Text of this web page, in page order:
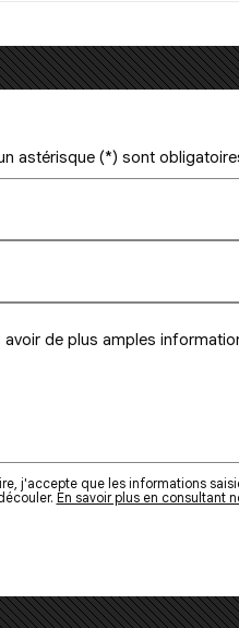
astérisque (*) sont
j'accepte que les informations
En savoir plus en consultant